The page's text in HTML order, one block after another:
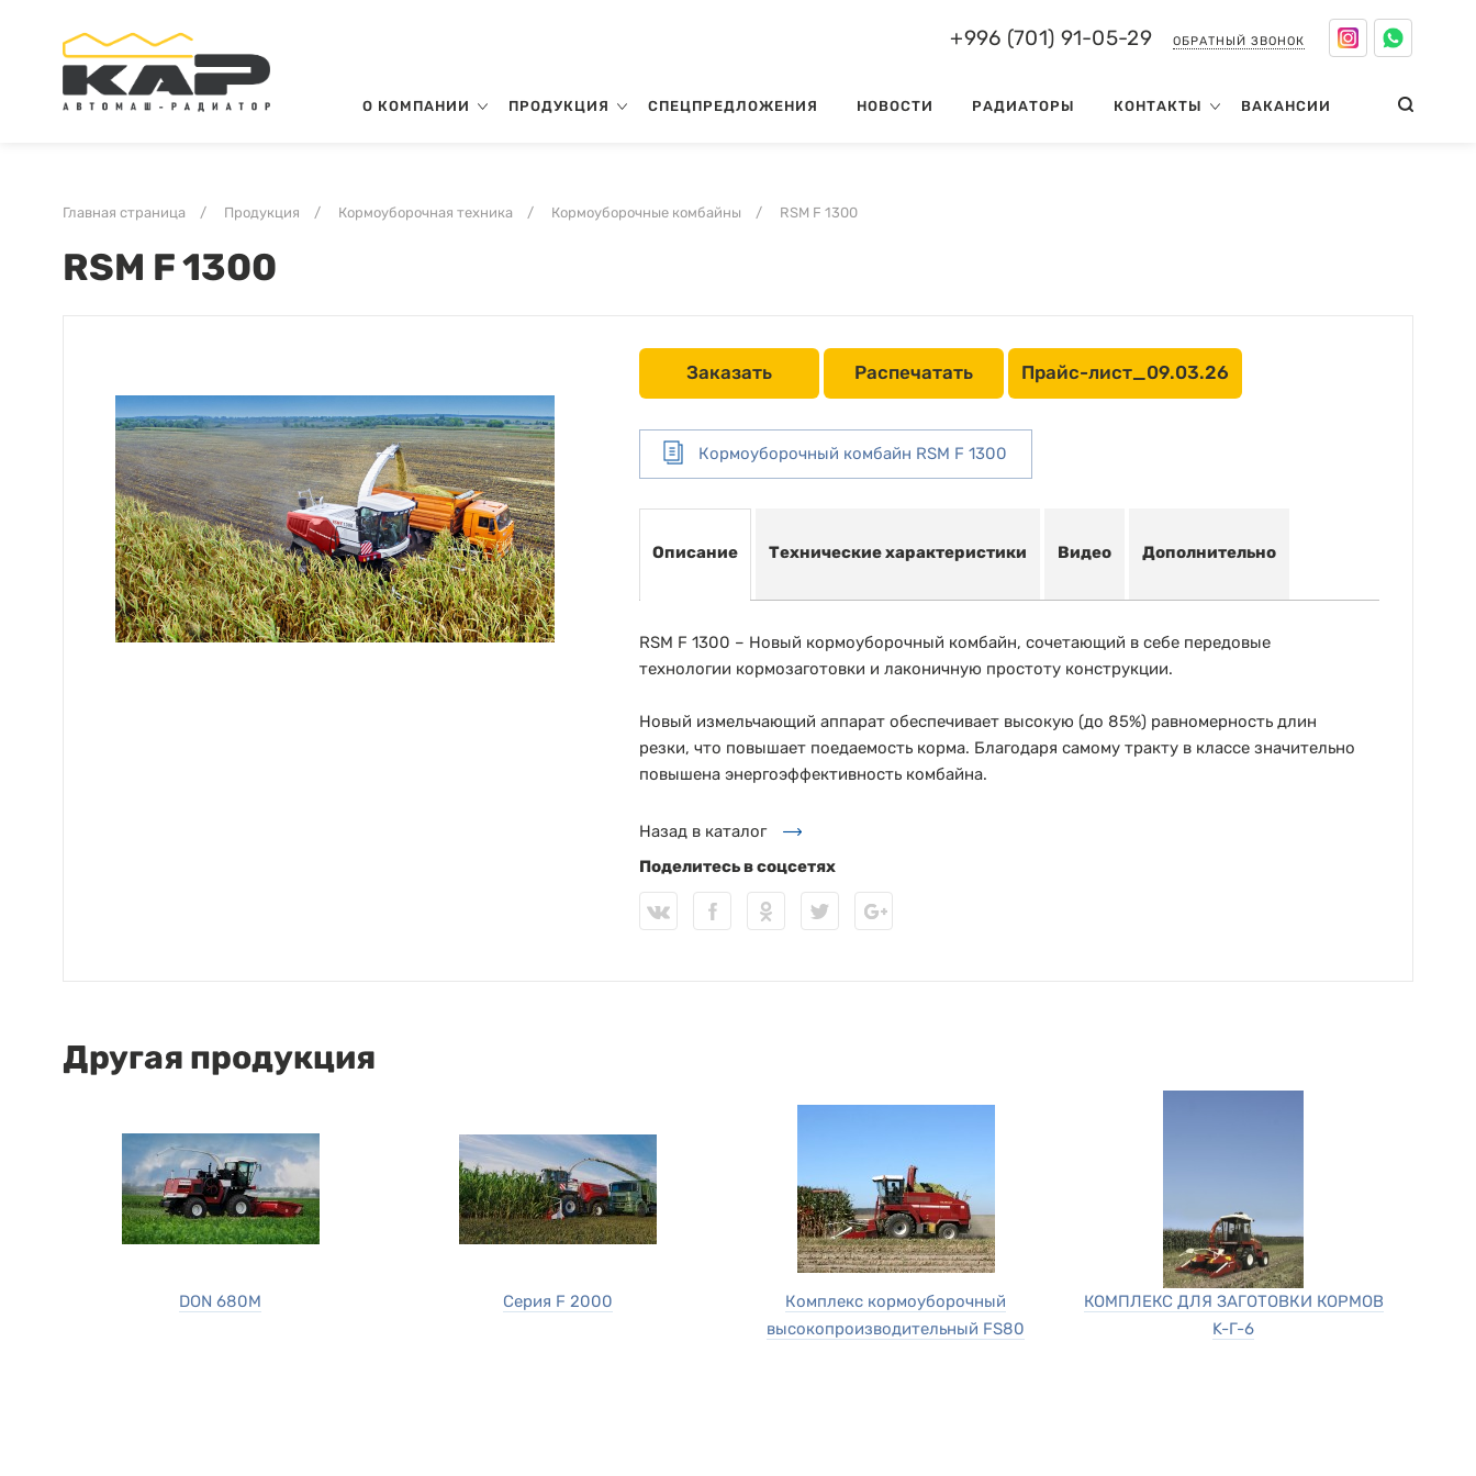
+996 (701) 91-05-29 ОБРАТНЫЙ ЗВОНОК
О КОМПАНИИ ПРОДУКЦИЯ СПЕЦПРЕДЛОЖЕНИЯ НОВОСТИ РАДИАТОРЫ КОНТАКТЫ ВАКАНСИИ
Главная страница / Продукция / Кормоуборочная техника / Кормоуборочные комбайны / RSM F 1300
RSM F 1300
Заказать Распечатать Прайс-лист_09.03.26
Кормоуборочный комбайн RSM F 1300
Описание Технические характеристики Видео Дополнительно
RSM F 1300 – Новый кормоуборочный комбайн, сочетающий в себе передовые
технологии кормозаготовки и лаконичную простоту конструкции.
Новый измельчающий аппарат обеспечивает высокую (до 85%) равномерность длин
резки, что повышает поедаемость корма. Благодаря самому тракту в классе значительно
повышена энергоэффективность комбайна.
Назад в каталог
Поделитесь в соцсетях
Другая продукция
DON 680M Серия F 2000
Комплекс кормоуборочный
высокопроизводительный FS80
КОМПЛЕКС ДЛЯ ЗАГОТОВКИ КОРМОВ
K-Г-6